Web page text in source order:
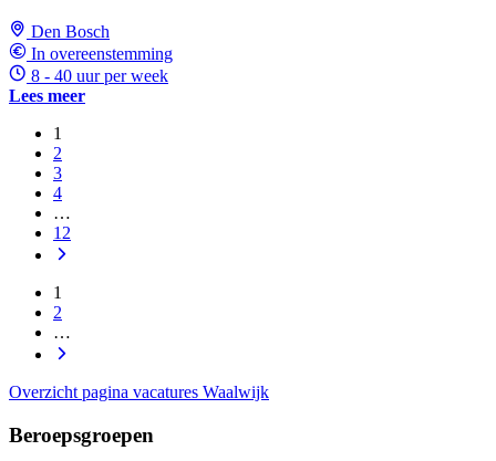
Den Bosch
In overeenstemming
8 - 40 uur per week
Lees meer
1
2
3
4
…
12
1
2
…
Overzicht pagina vacatures Waalwijk
Beroepsgroepen